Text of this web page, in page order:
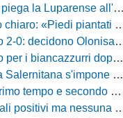
la Luparense all'88'
a terra, ma la crescita è evidente»
Olonisakin e Mondonico
dopo tre successi
s'impone di misura 2-1
per la squadra di Marchionni
rete nell'ultimo collaudo